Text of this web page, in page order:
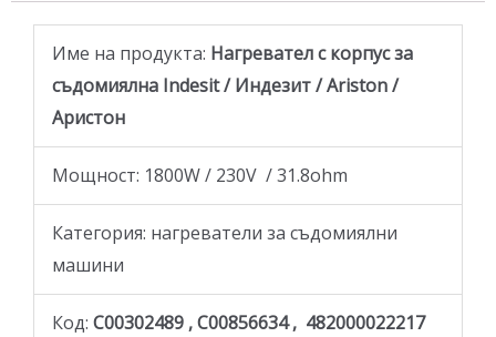
Име на продукта: Нагревател с корпус за
съдомиялнa Indesit / Индезит / Ariston /
Аристон
Мощност: 1800W / 230V / 31.8ohm
Категория: нагреватели за съдомиялни
машини
Код: C00302489 , C00856634 , 482000022217